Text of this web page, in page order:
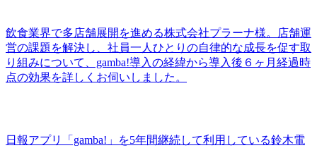
飲食業界で多店舗展開を進める株式会社プラーナ様。店舗運
営の課題を解決し、社員一人ひとりの自律的な成長を促す取
り組みについて、gamba!導入の経緯から導入後６ヶ月経過時
点の効果を詳しくお伺いしました。
日報アプリ「gamba!」を5年間継続して利用している鈴木電